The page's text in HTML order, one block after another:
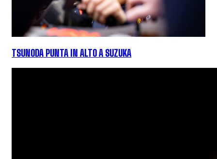
TSUNODA PUNTA IN ALTO A SUZUKA